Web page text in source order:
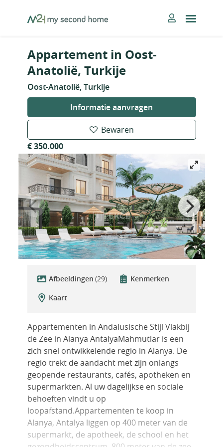
MySecondHome
Appartement in Oost-
Anatolië, Turkije
Oost-Anatolië, Turkije
Informatie aanvragen
Bewaren
€ 350.000
Afbeeldingen (29)
Kenmerken
Kaart
Appartementen in Andalusische Stijl Vlakbij
de Zee in Alanya AntalyaMahmutlar is een
zich snel ontwikkelende regio in Alanya. De
regio trekt de aandacht met zijn onlangs
geopende restaurants, cafés, apotheken en
supermarkten. Al uw dagelijkse en sociale
behoeften vindt u op
loopafstand.Appartementen te koop in
Alanya, Antalya liggen op 400 meter van de
supermarkt, de apotheek, de school en het